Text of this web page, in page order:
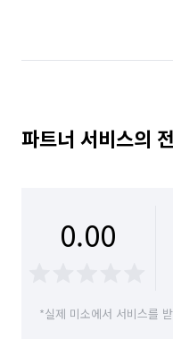
파트너 서비스의
0.00
*실제 미소에서 서비스를